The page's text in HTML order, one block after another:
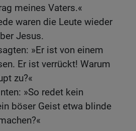
meines Vaters.«
waren die Leute wieder
Jesus.
»Er ist von einem
Er ist verrückt! Warum
zu?«
»So redet kein
böser Geist etwa blinde